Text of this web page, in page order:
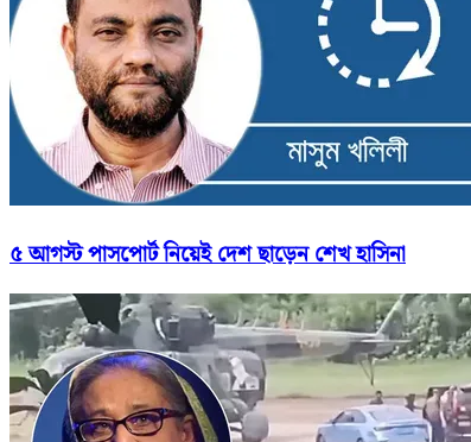
৫ আগস্ট পাসপোর্ট নিয়েই দেশ ছাড়েন শেখ হাসিনা